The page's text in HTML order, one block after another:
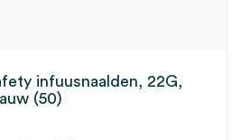
infuusnaalden, 22G,
(50)